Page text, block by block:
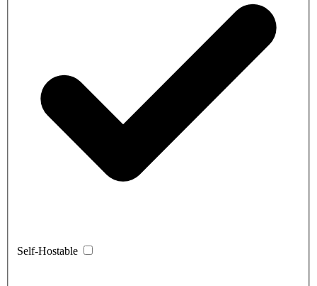
Self-Hostable